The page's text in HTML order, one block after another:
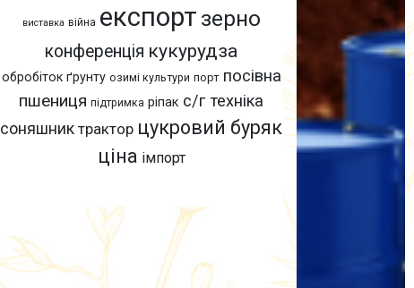
виставка війна експорт зерно
конференція кукурудза
обробіток ґрунту озимі культури порт посівна
пшениця підтримка ріпак с/г техніка
соняшник трактор цукровий буряк
ціна імпорт